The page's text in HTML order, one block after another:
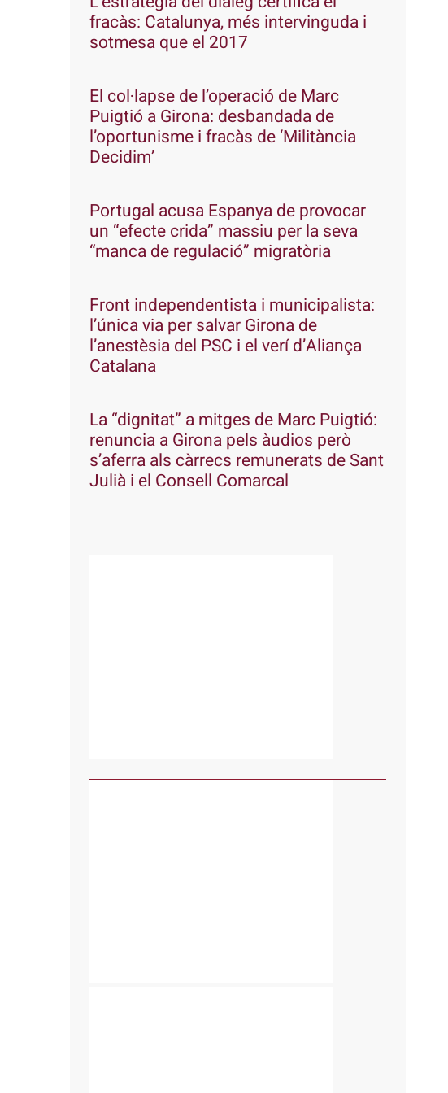
fracàs: Catalunya, més intervinguda i
sotmesa que el 2017
El col·lapse de l’operació de Marc
Puigtió a Girona: desbandada de
l’oportunisme i fracàs de ‘Militància
Decidim’
Portugal acusa Espanya de provocar
un “efecte crida” massiu per la seva
“manca de regulació” migratòria
Front independentista i municipalista:
l’única via per salvar Girona de
l’anestèsia del PSC i el verí d’Aliança
Catalana
La “dignitat” a mitges de Marc Puigtió:
renuncia a Girona pels àudios però
s’aferra als càrrecs remunerats de Sant
Julià i el Consell Comarcal